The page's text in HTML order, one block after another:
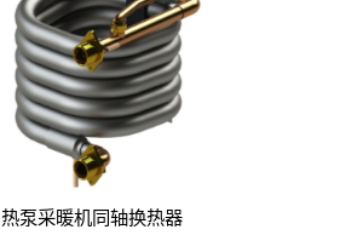
热泵采暖机同轴换热器